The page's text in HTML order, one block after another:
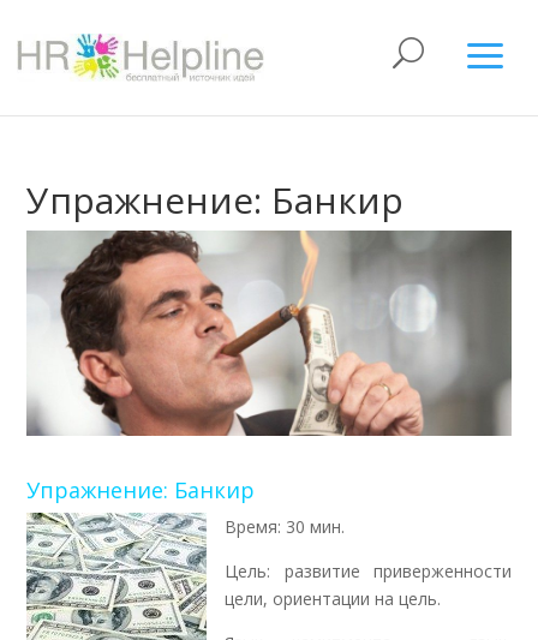
Упражнение: Банкир
Упражнение: Банкир
Время: 30 мин.
Цель: развитие приверженности
цели, ориентации на цель.